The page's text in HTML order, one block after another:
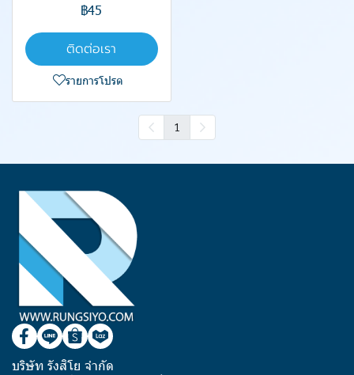
฿45
ติดต่อเรา
รายการโปรด
1
บริษัท รังสิโย จำกัด